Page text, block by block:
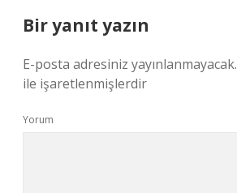
Bir yanıt yazın
E-posta adresiniz yayınlanmayacak.
ile işaretlenmişlerdir
Yorum